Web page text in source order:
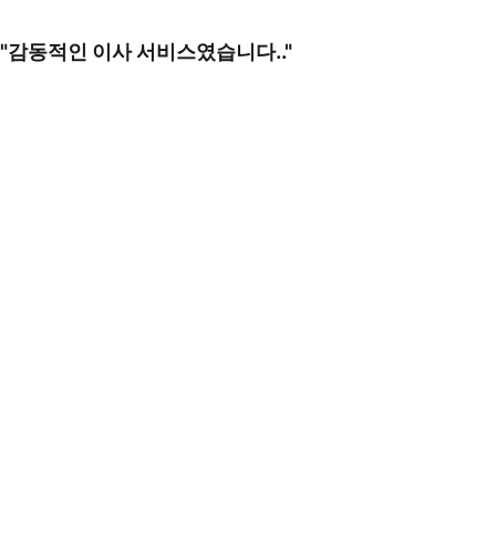
"감동적인 이사 서비스였습니다.."